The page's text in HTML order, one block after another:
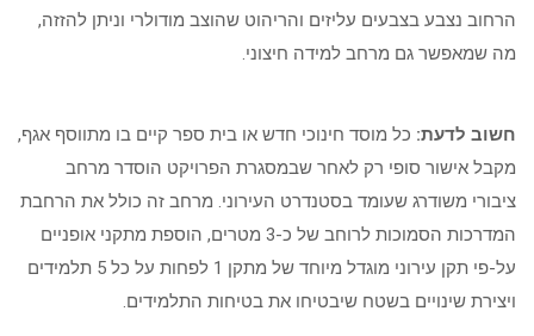
הרחוב נצבע בצבעים עליזים והריהוט שהוצב מודולרי וניתן להזזה,
מה שמאפשר גם מרחב למידה חיצוני.
חשוב לדעת: כל מוסד חינוכי חדש או בית ספר קיים בו מתווסף אגף,
מקבל אישור סופי רק לאחר שבמסגרת הפרויקט הוסדר מרחב
ציבורי משודרג שעומד בסטנדרט העירוני. מרחב זה כולל את הרחבת
המדרכות הסמוכות לרוחב של כ-3 מטרים, הוספת מתקני אופניים
על-פי תקן עירוני מוגדל מיוחד של מתקן 1 לפחות על כל 5 תלמידים
ויצירת שינויים בשטח שיבטיחו את בטיחות התלמידים.